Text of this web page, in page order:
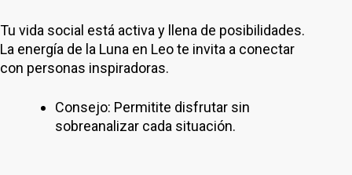
Tu vida social está activa y llena de posibilidades.
La energía de la Luna en Leo te invita a conectar
con personas inspiradoras.
Consejo: Permitite disfrutar sin
sobreanalizar cada situación.